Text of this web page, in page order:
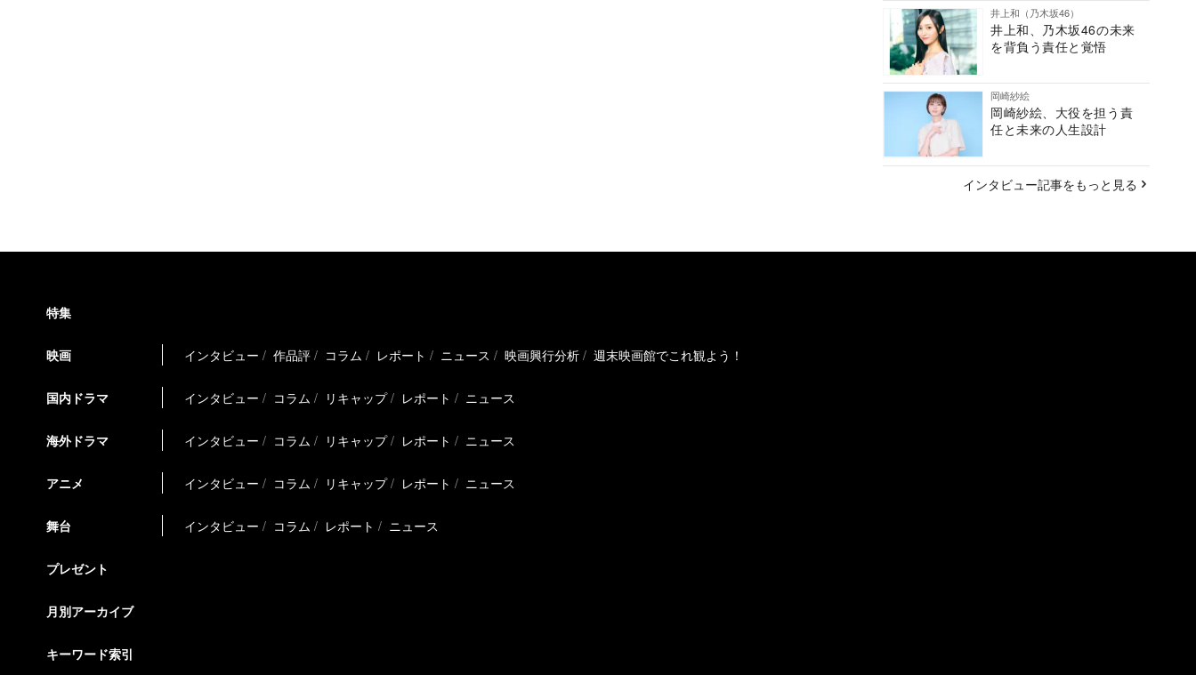
井上和（乃木坂46）
井上和、乃木坂46の未来
を背負う責任と覚悟
岡崎紗絵
岡崎紗絵、大役を担う責
任と未来の人生設計
インタビュー記事をもっと見る
特集
映画 インタビュー 作品評 コラム レポート ニュース 映画興行分析 週末映画館でこれ観よう！
国内ドラマ インタビュー コラム リキャップ レポート ニュース
海外ドラマ インタビュー コラム リキャップ レポート ニュース
アニメ インタビュー コラム リキャップ レポート ニュース
舞台 インタビュー コラム レポート ニュース
プレゼント
月別アーカイブ
キーワード索引